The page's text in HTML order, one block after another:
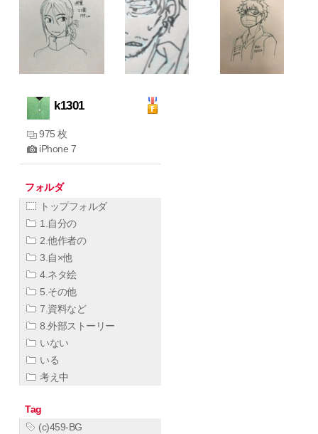
k1301
975 枚
iPhone 7
フォルダ
トップフォルダ
1.自分の
2.他作者の
3.自×他
4.ネタ絵
5.その他
7.資料など
8.外部ストーリー
いない
いる
考え中
Tag
(c)459-BG